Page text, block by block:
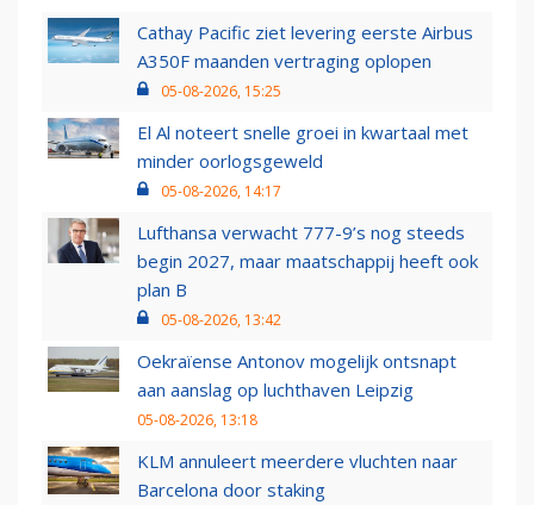
Cathay Pacific ziet levering eerste Airbus
A350F maanden vertraging oplopen
05-08-2026, 15:25
El Al noteert snelle groei in kwartaal met
minder oorlogsgeweld
05-08-2026, 14:17
Lufthansa verwacht 777-9’s nog steeds
begin 2027, maar maatschappij heeft ook
plan B
05-08-2026, 13:42
Oekraïense Antonov mogelijk ontsnapt
aan aanslag op luchthaven Leipzig
05-08-2026, 13:18
KLM annuleert meerdere vluchten naar
Barcelona door staking